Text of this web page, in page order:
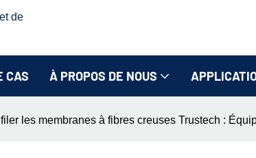
de
CAS À PROPOS DE NOUS
les membranes à fibres creuses Trustech :